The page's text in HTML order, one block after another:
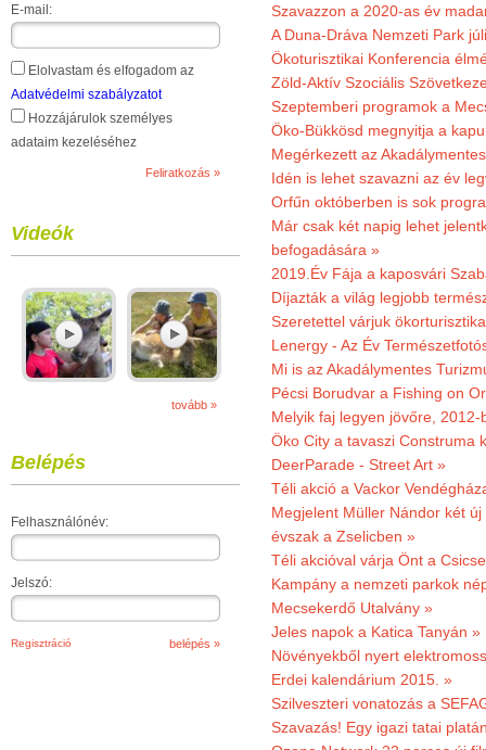
E-mail:
Elolvastam és elfogadom az
Adatvédelmi szabályzatot
Hozzájárulok személyes
adataim kezeléséhez
Videók
tovább »
Belépés
Felhasználónév:
Jelszó:
Regisztráció
Szavazzon a 2020-as év
A Duna-Dráva Nemzeti Park
Ökoturisztikai Konferencia
Zöld-Aktív Szociális
Szeptemberi programok a
Öko-Bükkösd megnyitja a
Megérkezett az
Idén is lehet szavazni az év
Orfűn októberben is sok
Már csak két napig lehet
befogadására »
2019.Év Fája a kaposvári
Díjazták a világ legjobb
Szeretettel várjuk
Lenergy - Az Év
Mi is az Akadálymentes
Pécsi Borudvar a Fishing on
Melyik faj legyen jövőre,
Öko City a tavaszi Construma
DeerParade - Street Art »
Téli akció a Vackor
Megjelent Müller Nándor két
évszak a Zselicben »
Téli akcióval várja Önt a
Kampány a nemzeti parkok
Mecsekerdő Utalvány »
Jeles napok a Katica Tanyán »
Növényekből nyert
Erdei kalendárium 2015. »
Szilveszteri vonatozás a
Szavazás! Egy igazi tatai